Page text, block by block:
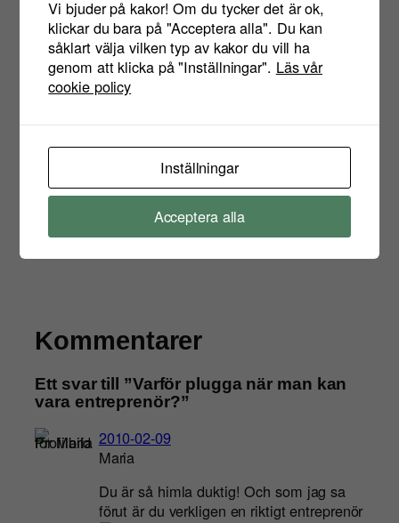
Jennifer Sandströmom19 öppna
föreläsningar och ett bootcamp för
marknadsförare
2022-03-28
Elnaom
Älskar internet? Nej, jag älskar
Kommentarer
Ett svar till ”Varför plugga när man kan
vara entreprenör?”
2010-02-09
Maria
Du är så himla duktig! Och som jag sa
förut är du verkligen en riktigt entreprenör
Vi bjuder på kakor! Om du tycker det är ok,
klickar du bara på "Acceptera alla". Du kan
såklart välja vilken typ av kakor du vill ha
genom att klicka på "Inställningar". Läs vår
cookie policy
Inställningar
Acceptera alla